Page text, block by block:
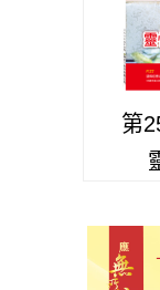
第